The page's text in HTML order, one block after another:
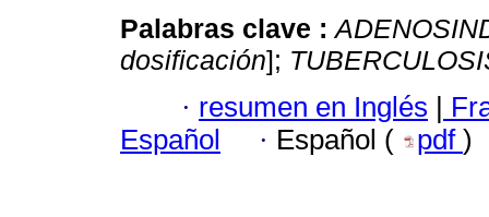
Palabras clave :
dosificación];
· resumen en Inglés |
Español
· Español ( pdf )